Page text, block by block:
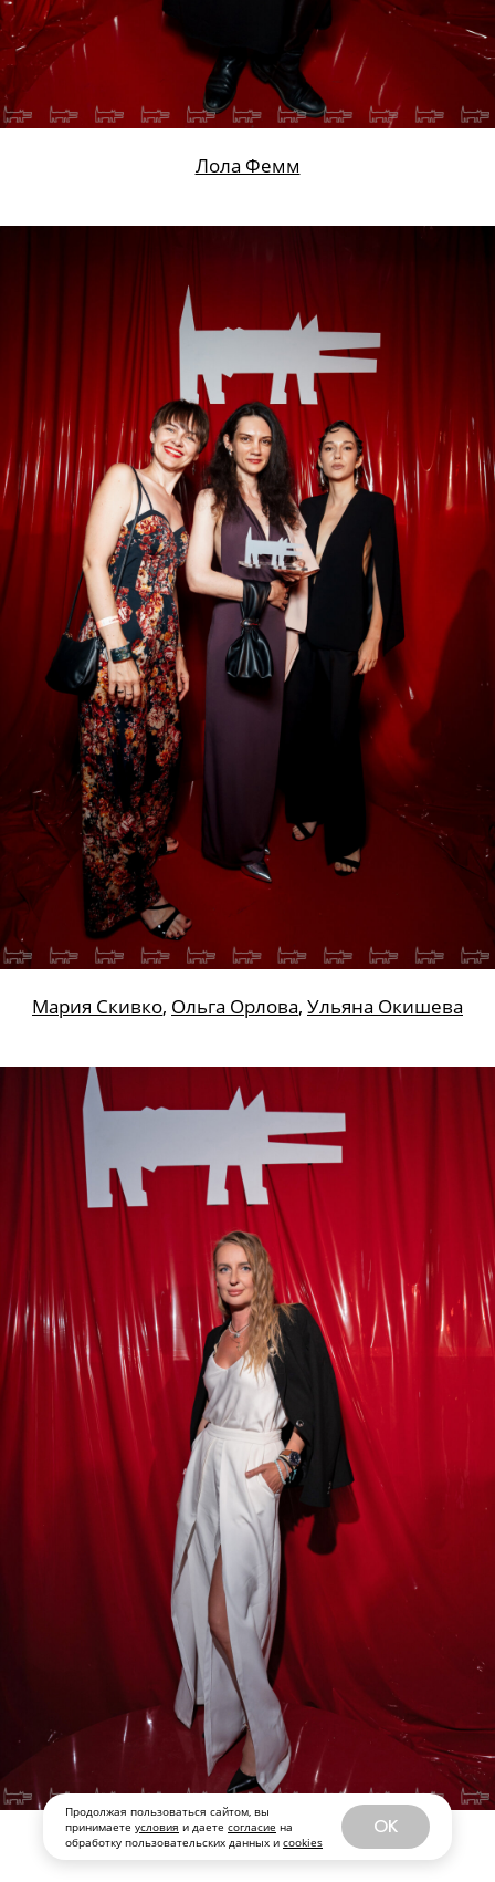
Продолжая пользоваться сайтом, вы
принимаете условия и даете согласие на
обработку пользовательских данных и cookies
OK
Лола Фемм
Мария Скивко Ольга Орлова Ульяна Окишева